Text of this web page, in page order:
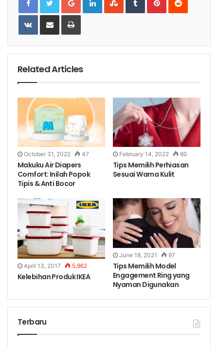
VKontakteShare
Email
Print
Related Articles
October 31, 2022 47
Makuku Air Diapers
Comfort: Inilah Popok
Tipis & Anti Bocor
February 14, 2022 80
Tips Memilih Perhiasan
Sesuai Warna Kulit
April 13, 2017 5,962
Kelebihan Produk IKEA
June 18, 2021 97
Tips Memilih Model
Engagement Ring yang
Nyaman Digunakan
Terbaru